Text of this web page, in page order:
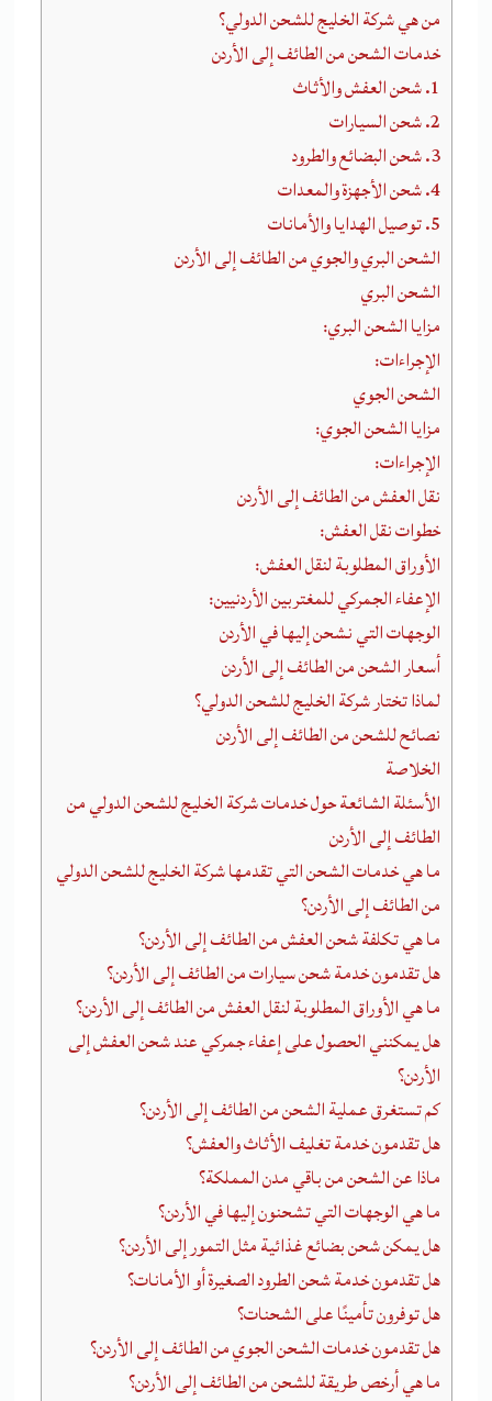
من هي شركة الخليج للشحن الدولي؟
خدمات الشحن من الطائف إلى الأردن
1. شحن العفش والأثاث
2. شحن السيارات
3. شحن البضائع والطرود
4. شحن الأجهزة والمعدات
5. توصيل الهدايا والأمانات
الشحن البري والجوي من الطائف إلى الأردن
الشحن البري
مزايا الشحن البري:
الإجراءات:
الشحن الجوي
مزايا الشحن الجوي:
الإجراءات:
نقل العفش من الطائف إلى الأردن
خطوات نقل العفش:
الأوراق المطلوبة لنقل العفش:
الإعفاء الجمركي للمغتربين الأردنيين:
الوجهات التي نشحن إليها في الأردن
أسعار الشحن من الطائف إلى الأردن
لماذا تختار شركة الخليج للشحن الدولي؟
نصائح للشحن من الطائف إلى الأردن
الخلاصة
الأسئلة الشائعة حول خدمات شركة الخليج للشحن الدولي من
الطائف إلى الأردن
ما هي خدمات الشحن التي تقدمها شركة الخليج للشحن الدولي
من الطائف إلى الأردن؟
ما هي تكلفة شحن العفش من الطائف إلى الأردن؟
هل تقدمون خدمة شحن سيارات من الطائف إلى الأردن؟
ما هي الأوراق المطلوبة لنقل العفش من الطائف إلى الأردن؟
هل يمكنني الحصول على إعفاء جمركي عند شحن العفش إلى
الأردن؟
كم تستغرق عملية الشحن من الطائف إلى الأردن؟
هل تقدمون خدمة تغليف الأثاث والعفش؟
ماذا عن الشحن من باقي مدن المملكة؟
ما هي الوجهات التي تشحنون إليها في الأردن؟
هل يمكن شحن بضائع غذائية مثل التمور إلى الأردن؟
هل تقدمون خدمة شحن الطرود الصغيرة أو الأمانات؟
هل توفرون تأمينًا على الشحنات؟
هل تقدمون خدمات الشحن الجوي من الطائف إلى الأردن؟
ما هي أرخص طريقة للشحن من الطائف إلى الأردن؟